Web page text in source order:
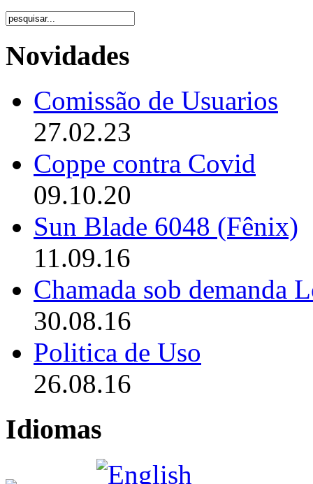
Novidades
Comissão de Usuarios
27.02.23
Coppe contra Covid
09.10.20
Sun Blade 6048 (Fênix)
11.09.16
Chamada sob demanda
30.08.16
Politica de Uso
26.08.16
Idiomas